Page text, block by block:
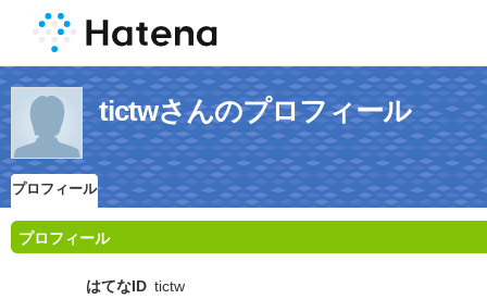
tictwさんのプロフィール
プロフィール
プロフィール
はてなID tictw